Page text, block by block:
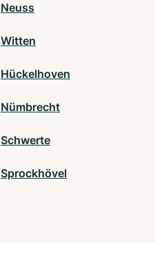
Neuss
Witten
Hückelhoven
Nümbrecht
Schwerte
Sprockhövel